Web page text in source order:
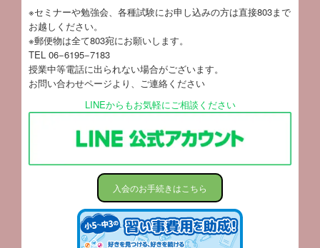
※セミナーや勉強会、各種試験にお申し込みの方は直接803まで
お越しください。
※郵便物は全て803宛にお願いします。
TEL 06−6195−7183
授業中等電話に出られない場合がございます。
お問い合わせページより、ご連絡ください
LINEからもお気軽にご相談ください
入会のお手続きはこちら